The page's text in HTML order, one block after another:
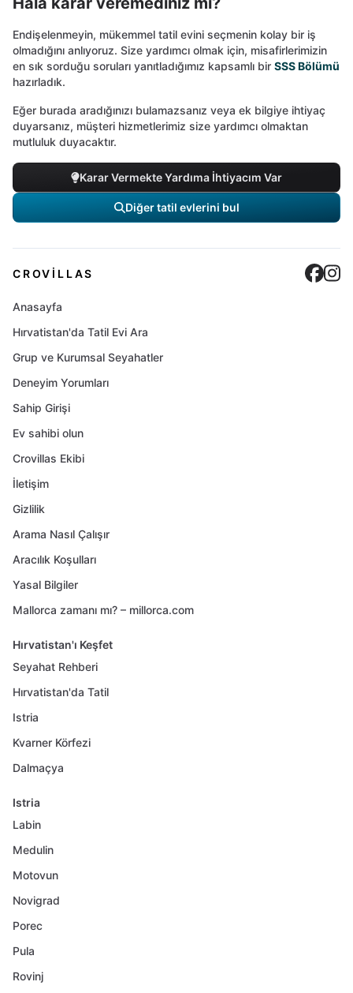
Endişelenmeyin, mükemmel tatil evini seçmenin kolay bir iş
olmadığını anlıyoruz. Size yardımcı olmak için, misafirlerimizin
en sık sorduğu soruları yanıtladığımız kapsamlı bir SSS Bölümü
hazırladık.
Eğer burada aradığınızı bulamazsanız veya ek bilgiye ihtiyaç
duyarsanız, müşteri hizmetlerimiz size yardımcı olmaktan
mutluluk duyacaktır.
Karar Vermekte Yardıma İhtiyacım Var
Diğer tatil evlerini bul
CROVILLAS
Anasayfa
Hırvatistan'da Tatil Evi Ara
Grup ve Kurumsal Seyahatler
Deneyim Yorumları
Sahip Girişi
Ev sahibi olun
Crovillas Ekibi
İletişim
Gizlilik
Arama Nasıl Çalışır
Aracılık Koşulları
Yasal Bilgiler
Mallorca zamanı mı? – millorca.com
Hırvatistan'ı Keşfet
Seyahat Rehberi
Hırvatistan'da Tatil
Istria
Kvarner Körfezi
Dalmaçya
Istria
Labin
Medulin
Motovun
Novigrad
Porec
Pula
Rovinj